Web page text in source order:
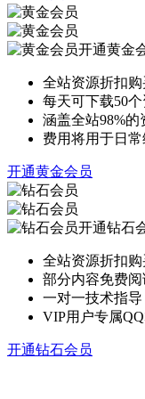
开通黄金
全站资源折扣购
每天可下载50
涵盖全站98%的
费用将用于日
开通黄金会员
开通钻石
全站资源折扣购
部分内容免费阅
一对一技术指导
VIP用户专属
开通钻石会员